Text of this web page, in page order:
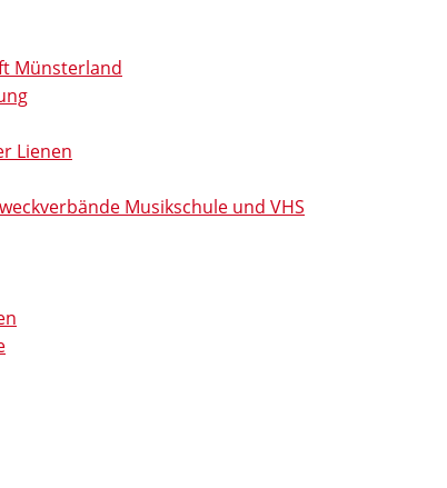
Münsterland
Lienen
Musikschule und VHS